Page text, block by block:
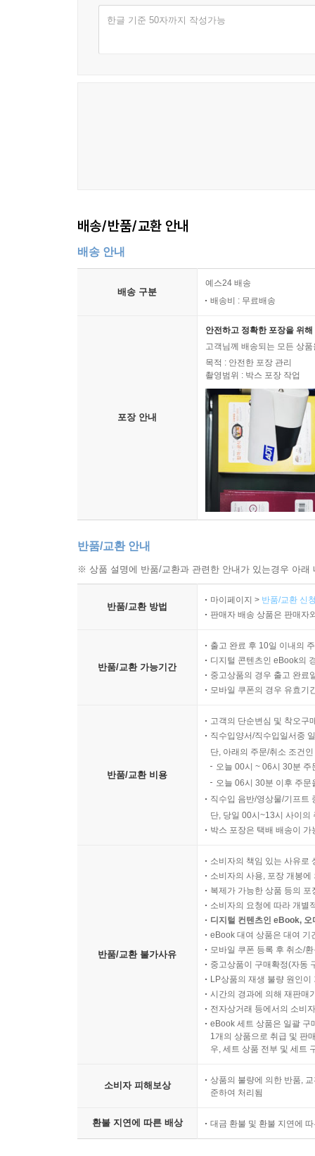
한글 기준 50자까지 작성가능
배송/반품/교환 안내
배송 안내
배송 구분
예스24 배송
배송비 : 무료배송
포장 안내
안전하고 정확한 포장을 위
고객님께 배송되는 모든 상
목적 : 안전한 포장 관리
촬영범위 : 박스 포장 작업
반품/교환 안내
※ 상품 설명에 반품/교환과 관련한 안내가 있는경우 아
반품/교환 방법
마이페이지 > 반품/교환 신
판매자 배송 상품은 판매자
반품/교환 가능기간
출고 완료 후 10일 이내의
디지털 콘텐츠인 eBook의
중고상품의 경우 출고 완료
모바일 쿠폰의 경우 유효기
반품/교환 비용
고객의 단순변심 및 착오구
직수입양서/직수입일서중
단, 아래의 주문/취소 조건
오늘 00시 ~ 06시 30분
오늘 06시 30분 이후 주
직수입 음반/영상물/기프트
단, 당일 00시~13시 사이의
박스 포장은 택배 배송이
반품/교환 불가사유
소비자의 책임 있는 사유로
소비자의 사용, 포장 개봉
복제가 가능한 상품 등의
소비자의 요청에 따라 개별
디지털 컨텐츠인 eBook,
eBook 대여 상품은 대여 기
모바일 쿠폰 등록 후 취소/
중고상품이 구매확정(자동
LP상품의 재생 불량 원인
시간의 경과에 의해 재판매
전자상거래 등에서의 소비
eBook 세트 상품은 일괄 구
1개의 상품으로 취급 및 판
우, 세트 상품 전부 및 세트
소비자 피해보상
상품의 불량에 의한 반품,
준하여 처리됨
환불 지연에 따른 배상 대금 환불 및 환불 지연에